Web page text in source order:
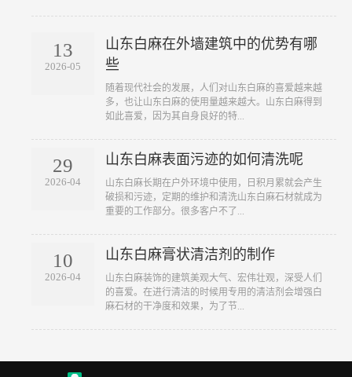
13
2026-05
山东白麻在外墙建筑中的优势有哪
些
随着现代社会的发展，人们对山东白麻的喜爱越来越
多，也让山东白麻的使用量越来越大。山东白麻得到
如此喜爱，因为其自身良好的特...
29
2026-04
山东白麻表面污迹的如何清洗呢
山东白麻长期在户外环境中使用，日积月累就会产生
破损和污迹，定期的维护和清洗山东白麻石材就成为
重要的工作部分。很多客户不了...
10
2026-04
山东白麻膏状清洁剂的制作
山东白麻装饰的建筑美观大气、宏伟壮观，深受人们
的喜爱。在进行清洁的时候用专用的清洁剂会增强白
麻石材的干净度和效果，为了节...